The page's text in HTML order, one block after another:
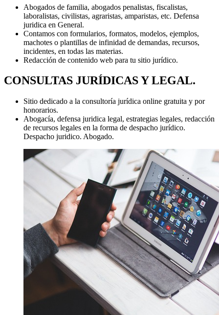
Abogados de familia, abogados penalistas, fiscalistas,
laboralistas, civilistas, agraristas, amparistas, etc. Defensa
juridica en General.
Contamos con formularios, formatos, modelos, ejemplos,
machotes o plantillas de infinidad de demandas, recursos,
incidentes, en todas las materias.
Redacción de contenido web para tu sitio jurídico.
CONSULTAS JURÍDICAS Y LEGAL.
Sitio dedicado a la consultoría jurídica online gratuita y por
honorarios.
Abogacía, defensa juridica legal, estrategias legales, redacción
de recursos legales en la forma de despacho jurídico.
Despacho juridico. Abogado.